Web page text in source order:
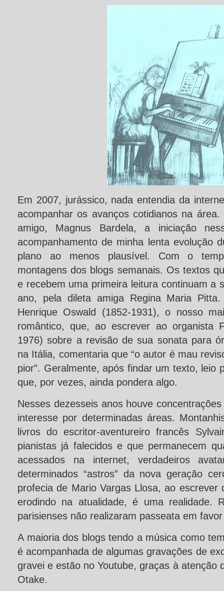
Em 2007, jurássico, nada entendia da
acompanhar os avanços cotidianos na
amigo, Magnus Bardela, a iniciação
acompanhamento de minha lenta evolução
plano ao menos plausível. Com o
montagens dos blogs semanais. Os textos
e recebem uma primeira leitura continuam a
ano, pela dileta amiga Regina Maria
Henrique Oswald (1852-1931), o nosso
romântico, que, ao escrever ao organista
1976) sobre a revisão de sua sonata para
na Itália, comentaria que “o autor é mau
pior”. Geralmente, após findar um texto, leio
que, por vezes, ainda pondera algo.
Nesses dezesseis anos houve
interesse por determinadas áreas.
livros do escritor-aventureiro francês
pianistas já falecidos e que permanecem
acessados na internet, verdadeiros
determinados “astros” da nova geração
profecia de Mario Vargas Llosa, ao escrever
erodindo na atualidade, é uma realidade.
parisienses não realizaram passeata em
A maioria dos blogs tendo a música como
é acompanhada de algumas gravações de
gravei e estão no Youtube, graças à atenção
Otake.